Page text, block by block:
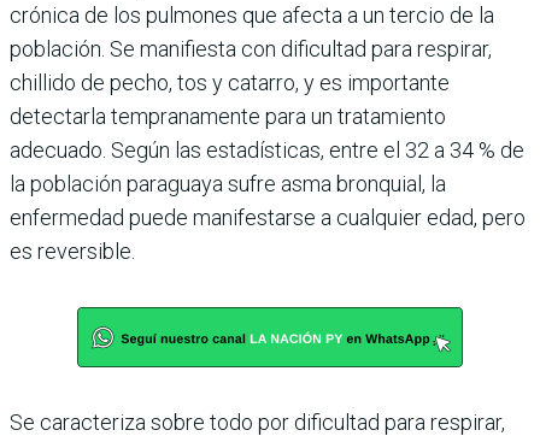
crónica de los pulmones que afecta a un tercio de la
pobla­ción. Se manifiesta con difi­cultad para respirar,
chillido de pecho, tos y catarro, y es importante
detectarla tem­pranamente para un trata­miento
adecuado. Según las estadísticas, entre el 32 a 34 % de
la población paraguaya sufre asma bronquial, la
enfermedad puede manifes­tarse a cualquier edad, pero
es reversible.
Se caracteriza sobre todo por dificultad para respirar,